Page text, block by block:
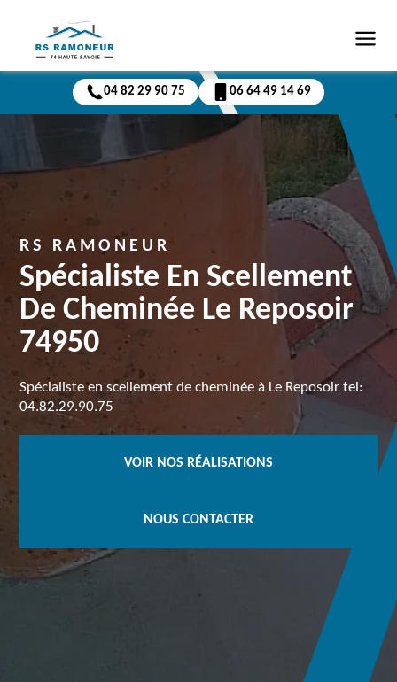
04 82 29 90 75 06 64 49 14 69
RS RAMONEUR
Spécialiste En Scellement
De Cheminée Le Reposoir
74950
Spécialiste en scellement de cheminée à Le Reposoir tel:
04.82.29.90.75
VOIR NOS RÉALISATIONS
NOUS CONTACTER